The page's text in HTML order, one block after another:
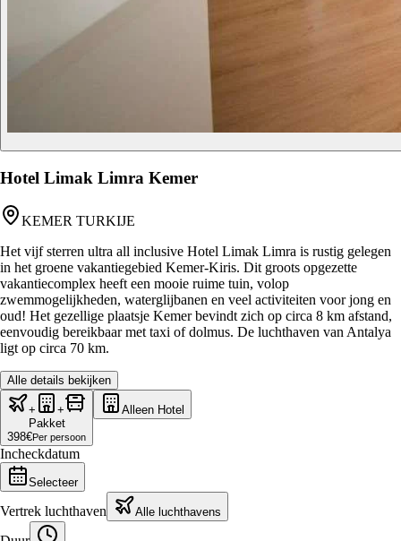
Hotel Limak Limra Kemer
KEMER TURKIJE
Het vijf sterren ultra all inclusive Hotel Limak Limra is rustig gelegen
in het groene vakantiegebied Kemer-Kiris. Dit groots opgezette
vakantiecomplex heeft een mooie ruime tuin, volop
zwemmogelijkheden, waterglijbanen en veel activiteiten voor jong en
oud! Het gezellige plaatsje Kemer bevindt zich op circa 8 km afstand,
eenvoudig bereikbaar met taxi of dolmus. De luchthaven van Antalya
ligt op circa 70 km.
Alle details bekijken
+
+
Pakket
398€Per persoon
Alleen Hotel
Incheckdatum
Selecteer
Vertrek luchthaven Alle luchthavens